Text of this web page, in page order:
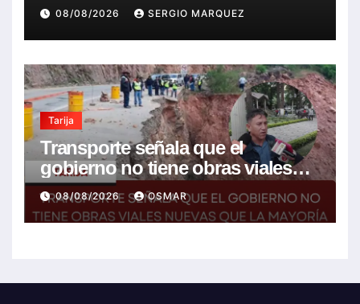
08/08/2026 SERGIO MARQUEZ
Tarija
Transporte señala que el
gobierno no tiene obras viales
nuevas que la mayoría son de la
anterior gestión
08/08/2026 OSMAR